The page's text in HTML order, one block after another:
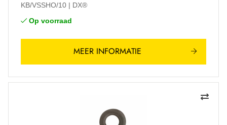
KB/VSSHO/10
DX®
Op voorraad
MEER INFORMATIE